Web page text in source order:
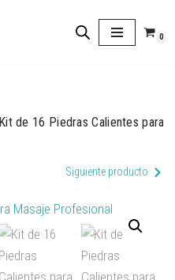
0
Kit de 16 Piedras Calientes para
Siguiente producto